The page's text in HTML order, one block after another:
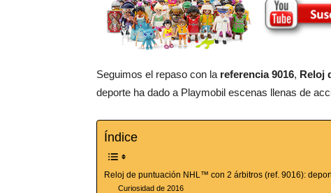
Seguimos el repaso con la referencia 9016, Reloj
deporte ha dado a Playmobil escenas llenas de
Índice
Reloj de puntuación NHL™ con 2 árbitros (ref. 9016):
Curiosidad de 2016